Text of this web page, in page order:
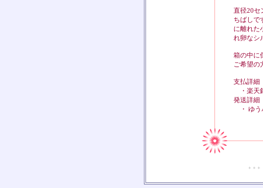
直径20セ
ちばしで
に離れた
れ卵なシ
箱の中に
ご希望の
支払詳細
・楽天
発送詳細
・ ゆう
+ + +